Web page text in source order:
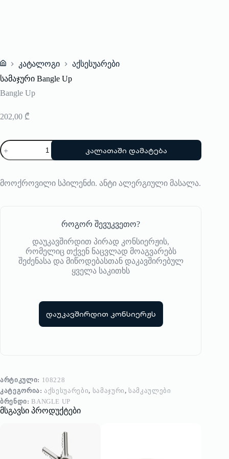
Home
კატალოგი
აქსესუარები
სამაჯური Bangle Up
Bangle Up
202,00 ₾
რაოდენობა:
სამაჯური
Bangle
კალათაში დამატება
მოოქროვილი სპილენძი. ანტი ალერგიული მასალა.
როგორ შევუკვეთო?
დაუკავშირდით პირად კონსიერჟის,
რომელიც თქვენ ნაცვლად მოაგვარებს
შეძენასა და მიწოდებასთან დაკავშირებულ
ყველა საკითხს
დაუკავშირდით კონსიერჟს
ᲐᲠᲢᲘᲙᲣᲚᲘ: 108228
ᲙᲐᲢᲔᲒᲝᲠᲘᲐ:ᲐᲥᲡᲔᲡᲣᲐᲠᲔᲑᲘ, ᲡᲐᲛᲐᲯᲣᲠᲘ, ᲡᲐᲛᲙᲐᲣᲚᲔᲑᲘ
ᲑᲠᲔᲜᲓᲘ: BANGLE UP
მსგავსი პროდუქტები